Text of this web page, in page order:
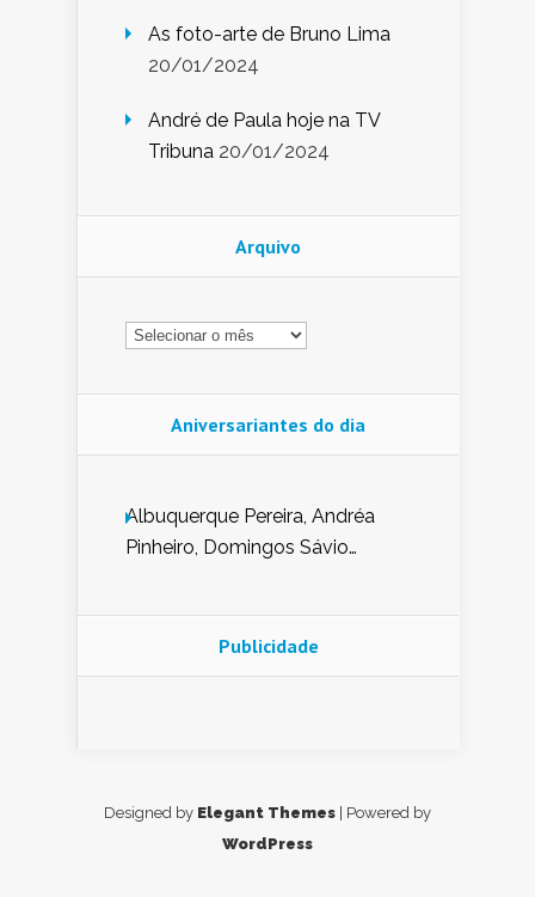
As foto-arte de Bruno Lima
20/01/2024
André de Paula hoje na TV
Tribuna 20/01/2024
Arquivo
Arquivo
Aniversariantes do dia
Albuquerque Pereira, Andréa
Pinheiro, Domingos Sávio
Nunes de Sena, Fátima Peixoto,
Glória Pereira, Kátia Mesel,
Publicidade
Designed by Elegant Themes | Powered by
WordPress